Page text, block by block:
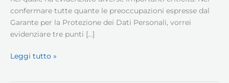
confermare tutte quante le preoccupazioni espresse dal
Garante per la Protezione dei Dati Personali, vorrei
evidenziare tre punti […]
GDPR
Leggi tutto »